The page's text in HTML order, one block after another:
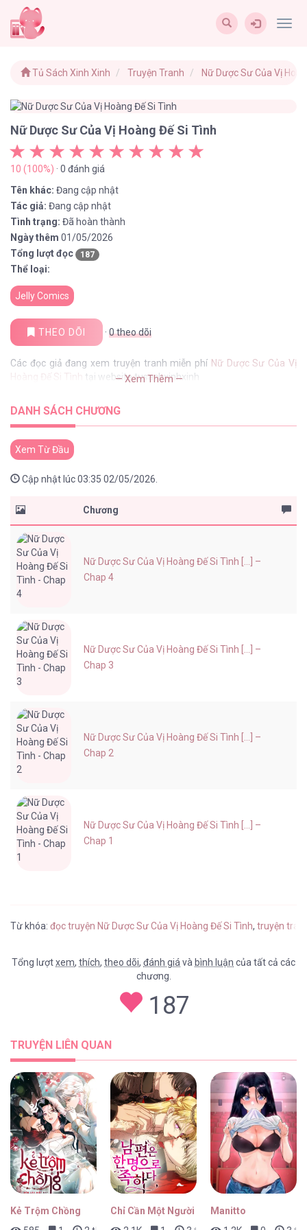
Tủ Sách Xinh Xinh Truyện Tranh Nữ Dược Sư Của Vị
Nữ Dược Sư Của Vị Hoàng Đế Si Tình
10 (100%) · 0 đánh giá
Tên khác: Đang cập nhật
Tác giả: Đang cập nhật
Tình trạng: Đã hoàn thành
Ngày thêm 01/05/2026
Tổng lượt đọc
187
Thể loại:
Jelly Comics
THEO DÕI · 0theo dõi
Các đọc giả đang xem truyện tranh miễn phí Nữ Dược Sư Của Vị
Hoàng Đế Si Tình
tại website tusachxinhxinh
— Xem Thêm —
DANH SÁCH CHƯƠNG
Xem Từ Đầu
Cập nhật lúc 03:35 02/05/2026.
Chương
Nữ Dược Sư Của Vị Hoàng Đế Si Tình [...] –
Chap 4
Nữ Dược Sư Của Vị Hoàng Đế Si Tình [...] –
Chap 3
Nữ Dược Sư Của Vị Hoàng Đế Si Tình [...] –
Chap 2
Nữ Dược Sư Của Vị Hoàng Đế Si Tình [...] –
Chap 1
Từ khóa: đọc truyện Nữ Dược Sư Của Vị Hoàng Đế Si Tình, truyện
Tổng lượtxem, thích, theo dõi, đánh giávà bình luận của tất cả các
chương.
187
TRUYỆN LIÊN QUAN
Kẻ Trộm Chồng
Chỉ Cần Một Người Chồng Là Đủ
Manitto